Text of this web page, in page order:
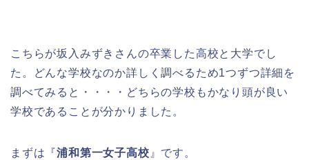
こちらが坂入みずきさんの卒業した高校と大学でし
た。どんな学校なのか詳しく調べるため1つずつ詳細を
調べてみると・・・・どちらの学校もかなり頭が良い
学校であることが分かりました。
まずは『浦和第一女子高校 』です。